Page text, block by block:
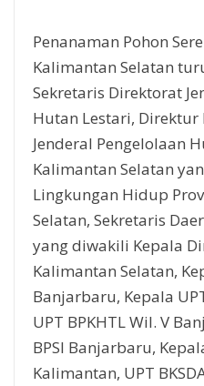
Penanaman Pohon
Kalimantan Selatan
Sekretaris Direktorat
Hutan Lestari,
Jenderal Pengelolaan
Kalimantan Selatan
Lingkungan Hidup
Selatan, Sekretaris
yang diwakili Kepala
Kalimantan Selatan,
Banjarbaru, Kepala
UPT BPKHTL Wil. V
BPSI Banjarbaru,
Kalimantan, UPT